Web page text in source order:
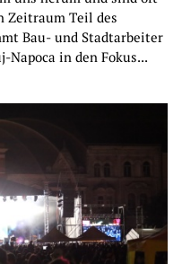
Zeitraum Teil des
Bau- und Stadtarbeiter
in den Fokus...